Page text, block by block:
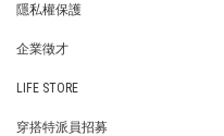
隱私權保護
企業徵才
LIFE STORE
穿搭特派員招募